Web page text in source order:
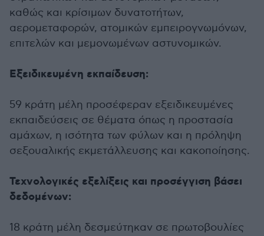
καθώς και κρίσιμων δυνατοτήτων,
αερομεταφορών, ατομικών εμπειρογνωμόνων,
επιτελών και μεμονωμένων αστυνομικών.
Εξειδικευμένη εκπαίδευση:
59 κράτη μέλη προσέφεραν εξειδικευμένες
εκπαιδεύσεις σε θέματα όπως η προστασία
αμάχων, η ισότητα των φύλων και η πρόληψη
σεξουαλικής εκμετάλλευσης και κακοποίησης.
Τεχνολογικές εξελίξεις και προσέγγιση βάσει
δεδομένων:
18 κράτη μέλη δεσμεύτηκαν σε πρωτοβουλίες